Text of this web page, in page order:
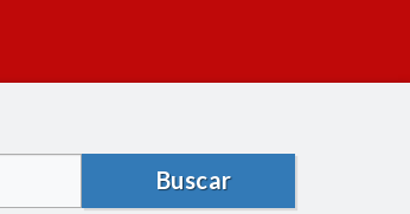
Buscar